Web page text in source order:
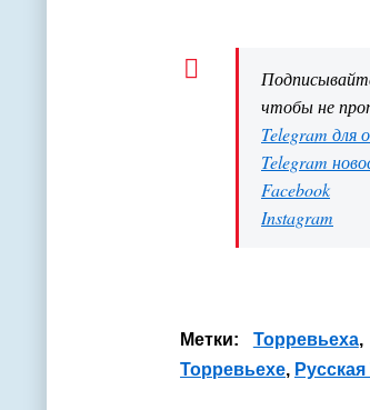
чтобы не
Telegram для
Telegram
Facebook
Instagram
Метки: Торревьеха,
Торревьехе,